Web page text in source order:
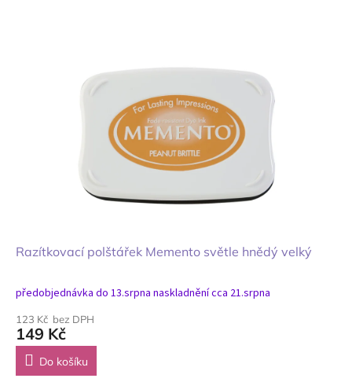
Razítkovací polštářek Memento světle hnědý velký
předobjednávka do 13.srpna naskladnění cca 21.srpna
123 Kč bez DPH
149 Kč
Do košíku